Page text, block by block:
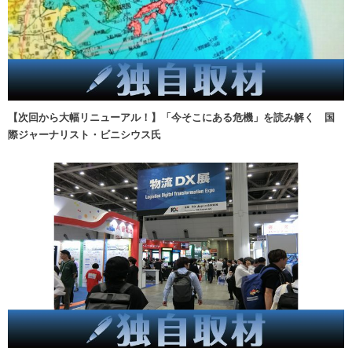
【次回から大幅リニューアル！】「今そこにある危機」を読み解く 国
際ジャーナリスト・ビニシウス氏